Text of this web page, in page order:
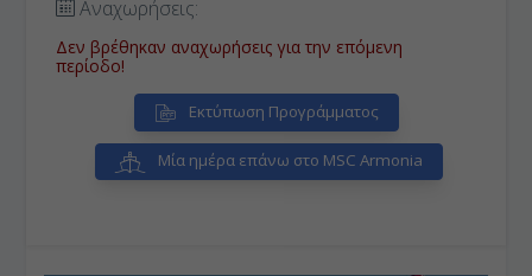
Αναχωρήσεις:
Δεν βρέθηκαν αναχωρήσεις για την επόμενη
περίοδο!
Εκτύπωση Προγράμματος
Μία ημέρα επάνω στο MSC Armonia